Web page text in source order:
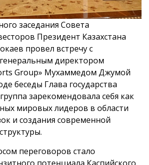
заседания Совета
Президент Казахстана
провел встречу с
директором
Group» Мухаммедом Джумой
беседы Глава государства
зарекомендовала себя как
мировых лидеров в области
и создания современной
переговоров стало
потенциала Каспийского